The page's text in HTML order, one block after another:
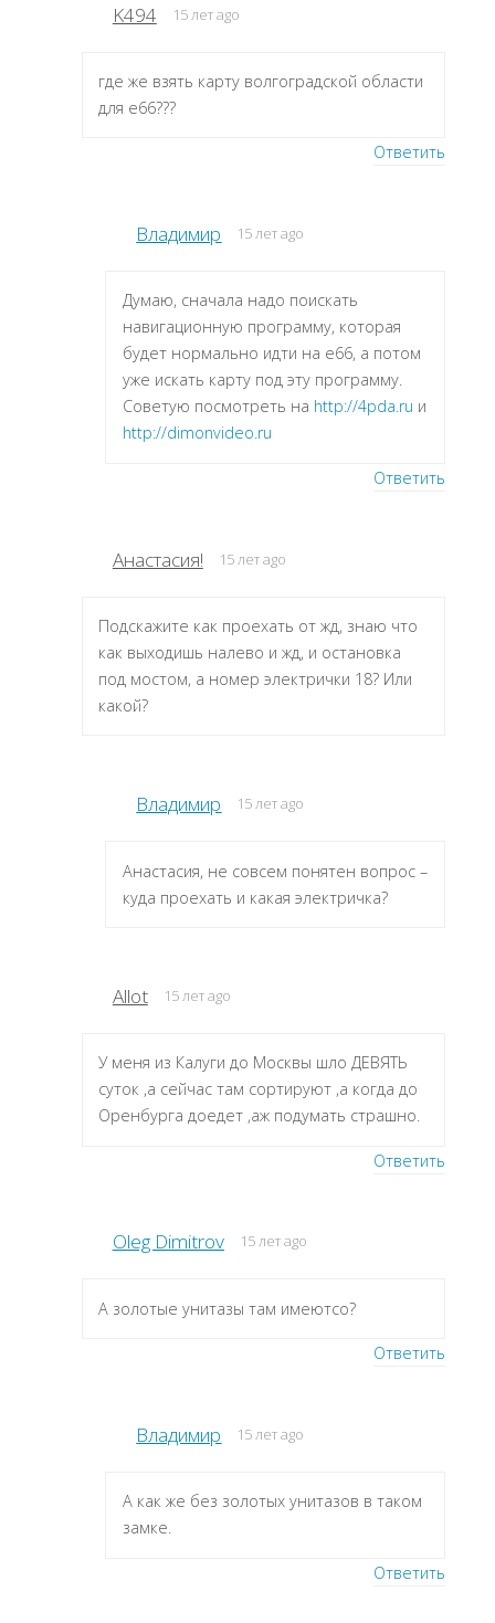
K494 15 лет ago
где же взять карту волгоградской области
для е66???
Ответить
Владимир 15 лет ago
Думаю, сначала надо поискать
навигационную программу, которая
будет нормально идти на e66, а потом
уже искать карту под эту программу.
Советую посмотреть на http://4pda.ru и
http://dimonvideo.ru
Ответить
Анастасия! 15 лет ago
Подскажите как проехать от жд, знаю что
как выходишь налево и жд, и остановка
под мостом, а номер электрички 18? Или
какой?
Владимир 15 лет ago
Анастасия, не совсем понятен вопрос –
куда проехать и какая электричка?
Allot 15 лет ago
У меня из Калуги до Москвы шло ДЕВЯТЬ
суток ,а сейчас там сортируют ,а когда до
Оренбурга доедет ,аж подумать страшно.
Ответить
Oleg Dimitrov 15 лет ago
А золотые унитазы там имеютсо?
Ответить
Владимир 15 лет ago
А как же без золотых унитазов в таком
замке.
Ответить